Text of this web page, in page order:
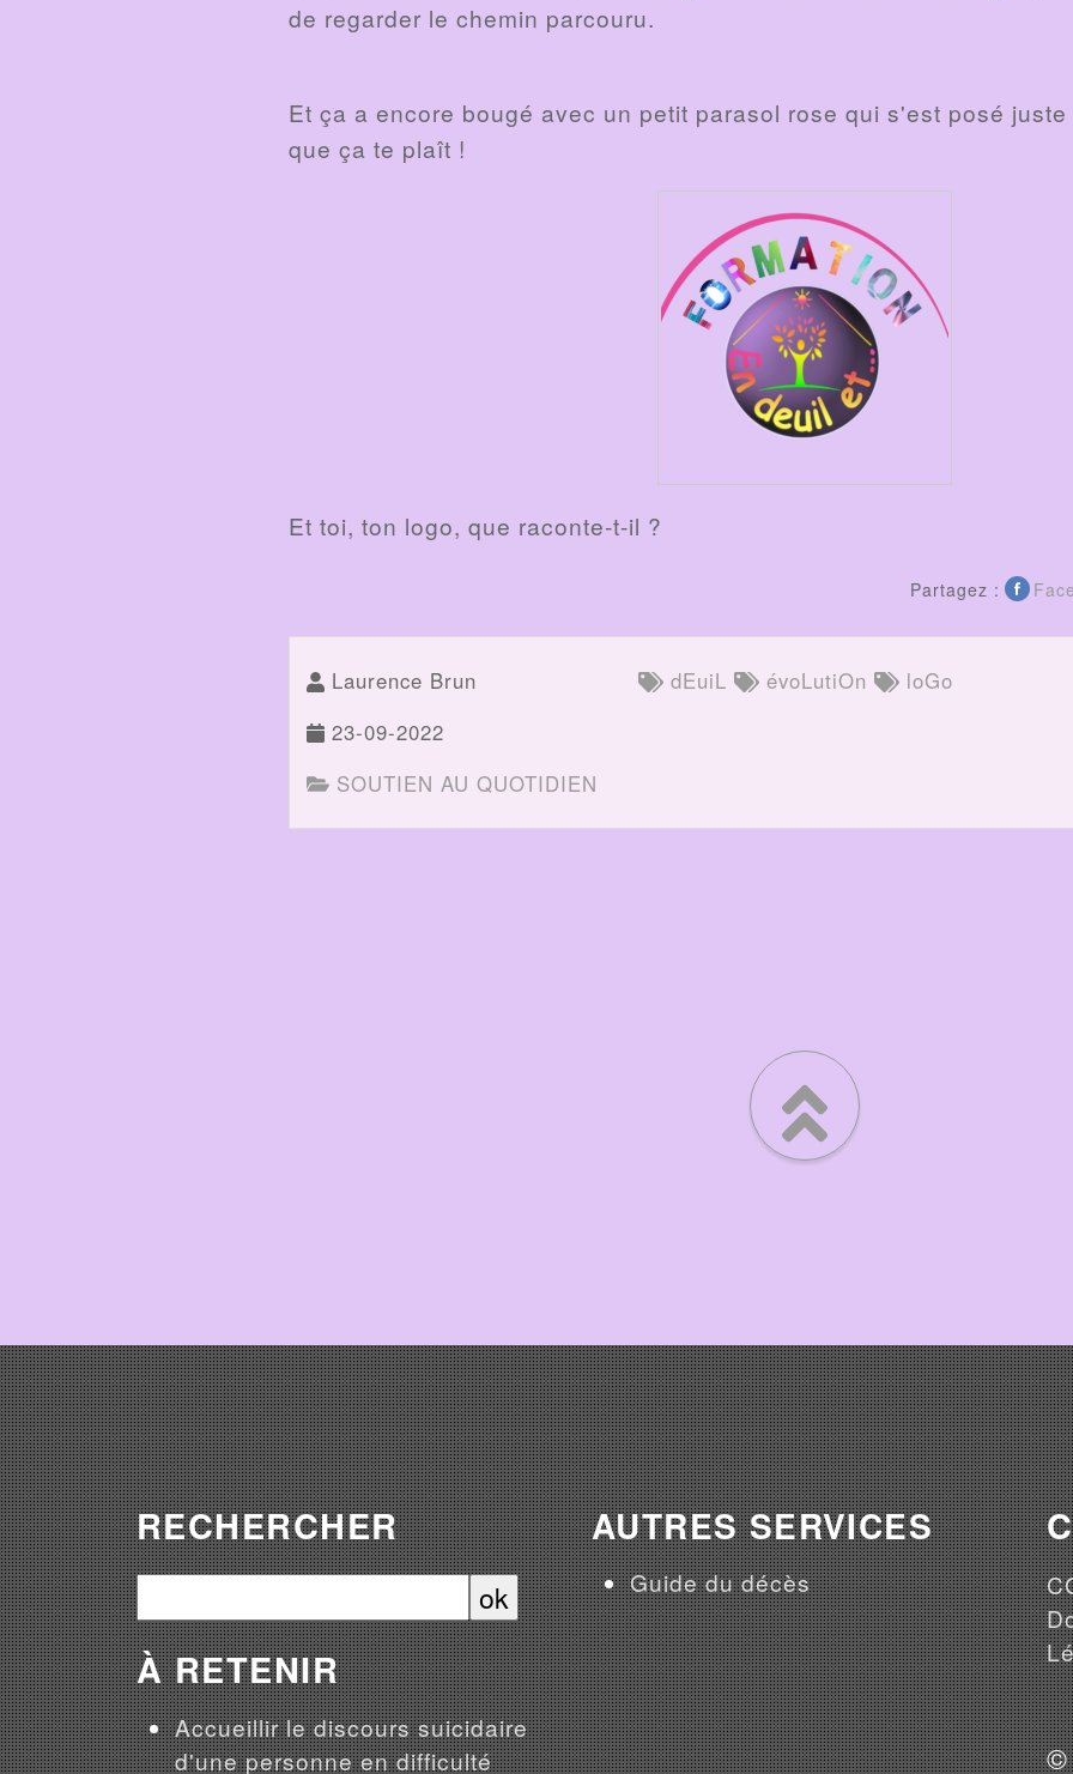
de regarder le chemin parcouru.
Et ça a encore bougé avec un petit parasol rose qui s'est posé
que ça te plaît !
Et toi, ton logo, que raconte-t-il ?
Partagez :
Laurence Brun
23-09-2022
SOUTIEN AU QUOTIDIEN
dEuiL évoLutiOn loGo
RECHERCHER
À RETENIR
Accueillir le discours suicidaire
d'une personne en difficulté
AUTRES SERVICES
Guide du décès
©